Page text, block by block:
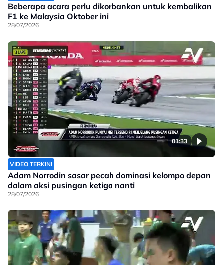
Beberapa acara perlu dikorbankan untuk kembalikan
F1 ke Malaysia Oktober ini
28/07/2026
01:33
VIDEO TERKINI
Adam Norrodin sasar pecah dominasi kelompo depan
dalam aksi pusingan ketiga nanti
28/07/2026